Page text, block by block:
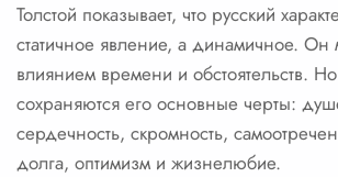
Толстой показывает, что русский
статичное явление, а динамичное. Он
влиянием времени и обстоятельств.
сохраняются его основные черты:
сердечность, скромность,
долга, оптимизм и жизнелюбие.